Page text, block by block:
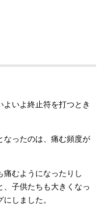
いよ終止符を打つとき
なったのは、痛む頻度が
痛むようになったりし
、子供たちも大きくなっ
しました。